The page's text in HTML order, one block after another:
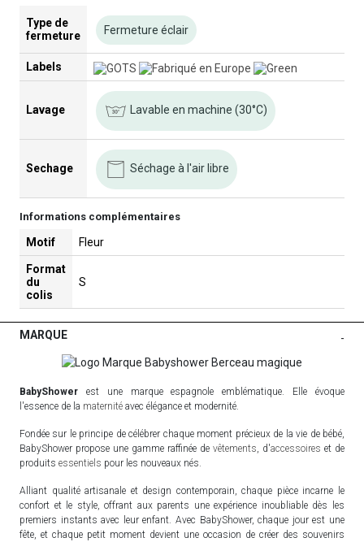
Type de
fermeture
Fermeture éclair
Labels
Lavage Lavable en machine (30°C)
Sechage Séchage à l'air libre
Informations complémentaires
Motif Fleur
Format
du
colis
S
MARQUE -
BabyShower est une marque espagnole emblématique. Elle évoque
l'essence de la maternité avec élégance et modernité.
Fondée sur le principe de célébrer chaque moment précieux de la vie de bébé,
BabyShower propose une gamme raffinée de vêtements, d'accessoires et de
produits essentiels pour les nouveaux nés.
Alliant qualité artisanale et design contemporain, chaque pièce incarne le
confort et le style, offrant aux parents une expérience inoubliable dès les
premiers instants avec leur enfant. Avec BabyShower, chaque jour est une
fête, et chaque petit moment devient une occasion de créer des souvenirs